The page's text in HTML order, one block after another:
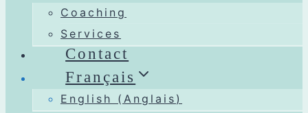
Coaching
Services
Contact
Français
English ( Anglais )